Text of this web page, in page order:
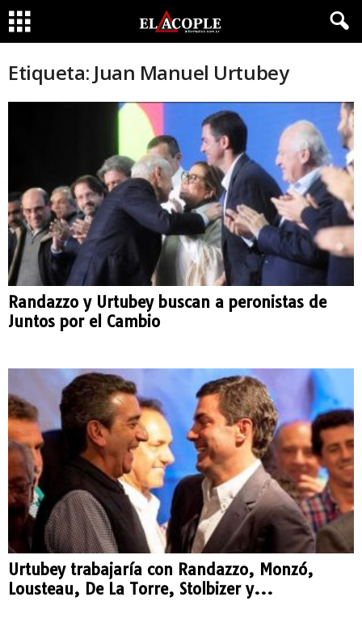
Etiqueta: Juan Manuel Urtubey
Randazzo y Urtubey buscan a peronistas de
Juntos por el Cambio
Urtubey trabajaría con Randazzo, Monzó,
Lousteau, De La Torre, Stolbizer y...